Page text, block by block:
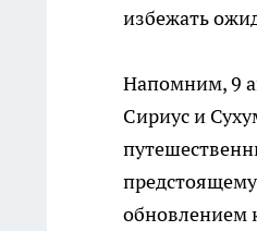
избежать
Напомним, 9
Сириус и
обновлением